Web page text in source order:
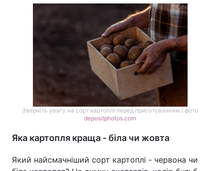
Зверніть увагу на сорт картоплі перед приготуванням / фото
depositphotos.com
Яка картопля краща - біла чи жовта
Який найсмачніший сорт картоплі - червона чи